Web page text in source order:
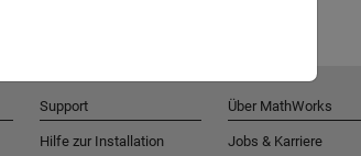
Support
Hilfe zur Installation
Über MathWorks
Jobs & Karriere